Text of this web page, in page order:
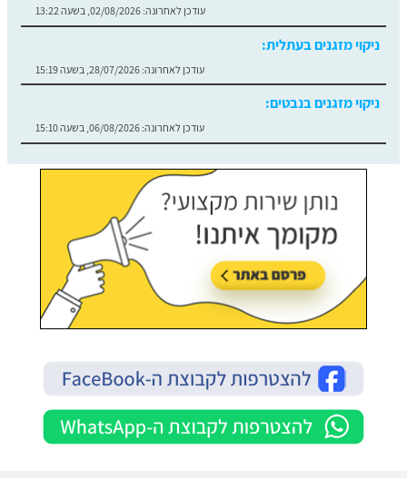
עודכן לאחרונה: 02/08/2026, בשעה 13:22
ניקוי מזגנים בעתלית:
עודכן לאחרונה: 28/07/2026, בשעה 15:19
ניקוי מזגנים בנבטים:
עודכן לאחרונה: 06/08/2026, בשעה 15:10